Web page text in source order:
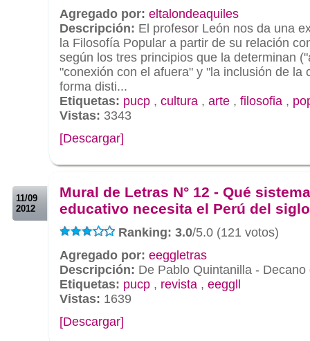
Agregado por: eltalondeaquiles
Descripción: El profesor León nos da una
la Filosofía Popular a partir de su relación
según los tres principios que la determinan
"conexión con el afuera" y "la inclusión de la
forma disti...
Etiquetas: pucp , cultura , arte , filosofia ,
Vistas: 3343
[Descargar]
11/09
2012
Mural de Letras N° 12 - Qué sistema
educativo necesita el Perú del
Ranking: 3.0/5.0 (121 votos)
Agregado por: eeggletras
Descripción: De Pablo Quintanilla - Decano
Etiquetas: pucp , revista , eeggll
Vistas: 1639
[Descargar]